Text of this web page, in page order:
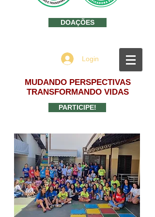
DOAÇÕES
Login
MUDANDO PERSPECTIVAS
TRANSFORMANDO VIDAS
PARTICIPE!